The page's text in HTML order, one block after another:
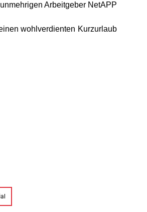
Arbeitgeber NetAPP
wohlverdienten Kurzurlaub